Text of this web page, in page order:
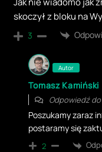
skoczył z bloku na
3
Autor
Tomasz Kamiński
Odpowiedź do
Poszukamy zaraz
postaramy się
2